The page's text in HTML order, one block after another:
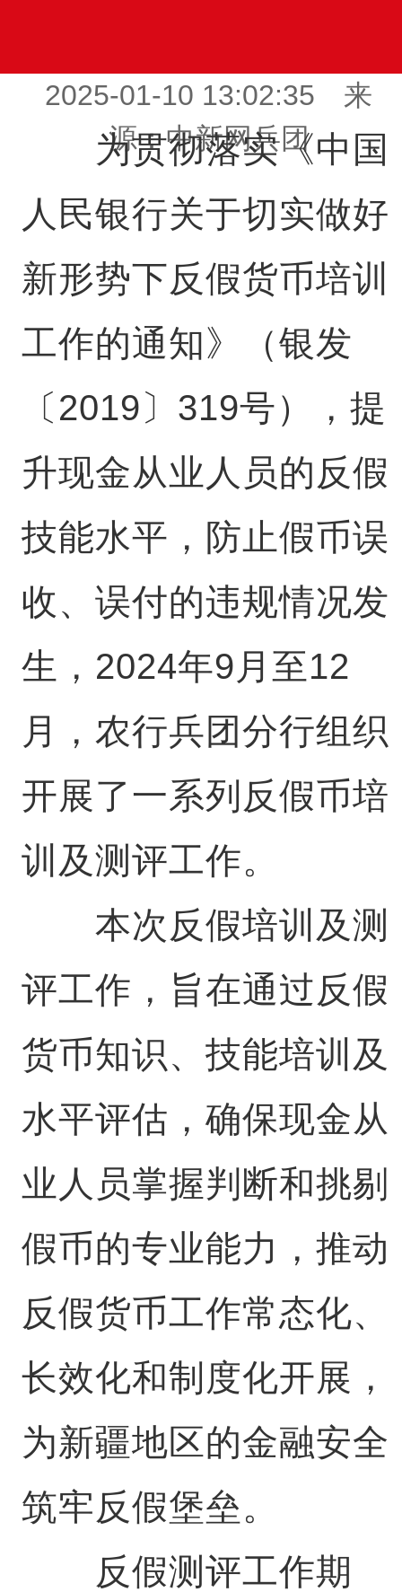
2025-01-10 13:02:35 来
源：中新网兵团
为贯彻落实《中国
人民银行关于切实做好
新形势下反假货币培训
工作的通知》（银发
〔2019〕319号），提
升现金从业人员的反假
技能水平，防止假币误
收、误付的违规情况发
生，2024年9月至12
月，农行兵团分行组织
开展了一系列反假币培
训及测评工作。
本次反假培训及测
评工作，旨在通过反假
货币知识、技能培训及
水平评估，确保现金从
业人员掌握判断和挑剔
假币的专业能力，推动
反假货币工作常态化、
长效化和制度化开展，
为新疆地区的金融安全
筑牢反假堡垒。
反假测评工作期